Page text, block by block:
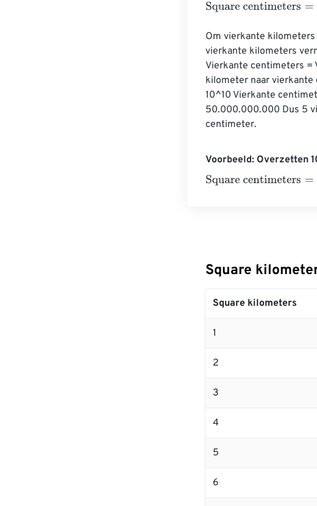
Square centimeters=
Om vierkante
vierkante kilometers
Vierkante centimeters =
kilometer naar
10^10 Vierkante
50.000.000.000 Dus 5
centimeter.
Voorbeeld: Overzetten
Square centimeters=10
Square
Square kilometers
1
2
3
4
5
6